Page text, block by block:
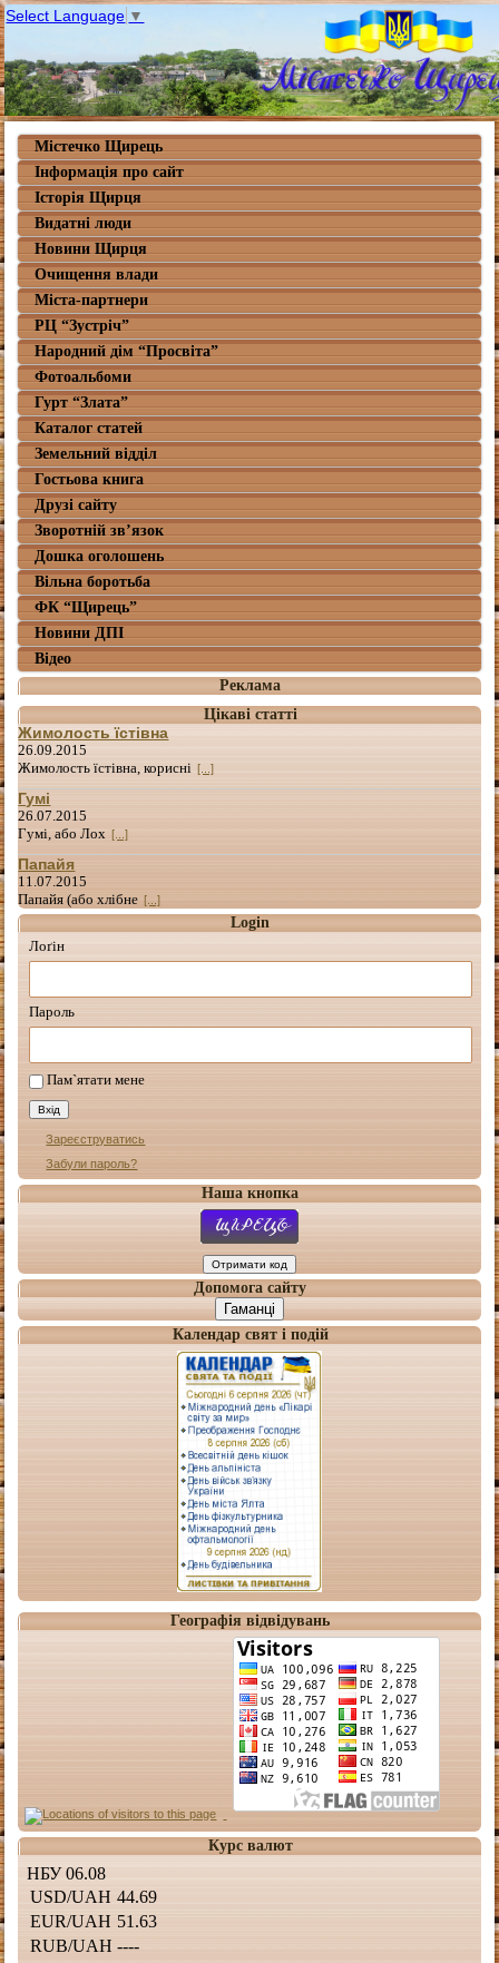
Select Language ▼
Містечко Щирець
Інформація про сайт
Історія Щирця
Видатні люди
Новини Щирця
Очищення влади
Міста-партнери
РЦ “Зустріч”
Народний дім “Просвіта”
Фотоальбоми
Гурт “Злата”
Каталог статей
Земельний відділ
Гостьова книга
Друзі сайту
Зворотній зв’язок
Дошка оголошень
Вільна боротьба
ФК “Щирець”
Новини ДПІ
Відео
Реклама
Цікаві статті
Жимолость їстівна
26.09.2015
Жимолость їстівна, корисні [...]
Гумі
26.07.2015
Гумі, або Лох [...]
Папайя
11.07.2015
Папайя (або хлібне [...]
Login
Лоґін
Пароль
Пам`ятати мене
Зареєструватись
Забули пароль?
Наша кнопка
Допомога сайту
Гаманці
Календар свят і подій
Географія відвідувань
Курс валют